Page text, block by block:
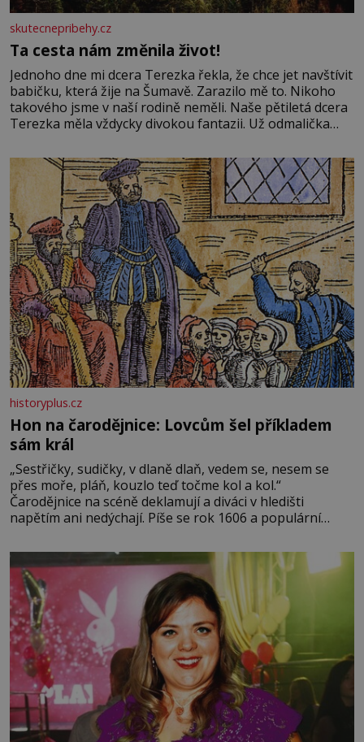
skutecnepribehy.cz
Ta cesta nám změnila život!
Jednoho dne mi dcera Terezka řekla, že chce jet navštívit
babičku, která žije na Šumavě. Zarazilo mě to. Nikoho
takového jsme v naší rodině neměli. Naše pětiletá dcera
Terezka měla vždycky divokou fantazii. Už odmalička
zdálo o jednorožcích, krásných princeznách, statečných
rytířích a létajících dracích.
historyplus.cz
Hon na čarodějnice: Lovcům šel příkladem
sám král
„Sestřičky, sudičky, v dlaně dlaň, vedem se, nesem se
přes moře, pláň, kouzlo teď točme kol a kol.“
Čarodějnice na scéně deklamují a diváci v hledišti
napětím ani nedýchají. Píše se rok 1606 a populární
Tragédii o Macbethovi. Napsal ji pro krále Jakuba I., jenž
v roce 1603 vystřídal